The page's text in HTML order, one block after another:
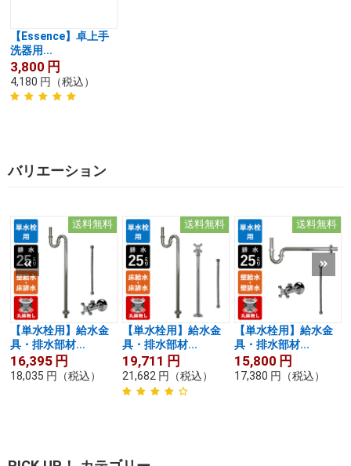
【Essence】卓上手
洗器用...
3,800 円
4,180 円 （税込）
バリエーション
送料無料
【単水栓用】給水金
具・排水部材...
16,395 円
18,035 円 （税込）
送料無料
【単水栓用】給水金
具・排水部材...
19,711 円
21,682 円 （税込）
送料無料
【単水栓用】給水金
具・排水部材...
15,800 円
17,380 円 （税込）